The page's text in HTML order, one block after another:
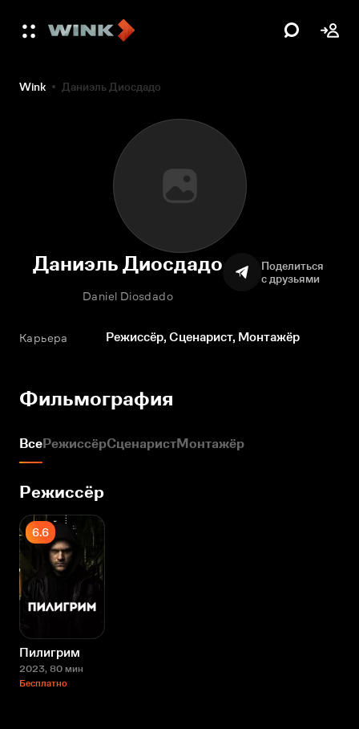
Wink Даниэль Диосдадо
Даниэль Диосдадо
Daniel Diosdado
Поделиться
с друзьями
Карьера Режиссёр, Сценарист, Монтажёр
Фильмография
ВсеРежиссёрСценаристМонтажёр
Режиссёр
6.6
Пилигрим
2023, 80 мин
Бесплатно